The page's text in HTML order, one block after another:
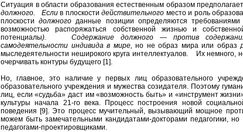
Ситуация в области образования естественным образом
должного.
Если в плоскости действительного место и роль
плоскостидолжногоданные позиции оп­ределяются
возможностью распоряжаться собственной жиз­нью и
потенциалы).
Содержание должного — против содержания
самодеятельности индивида в мире, но не образ мира или образ
мыследеятельности неширокого круга интеллектуалов. Их немного,
очерчи­вать контуры будущего [1].
Но, главное, это наличие у первых лиц образовательного
образовательного учреждения и мужества созидателя. Поэтому
лиц, если «судьба» даст им «возможность быть» и «инструмент
культуры начала 21-го века. Процесс построения новой
поведения [9]. Это процесс мучительный, вызывающий мощное
можем быть замечательными кандидатами-докторами педагогики,
педагогами-проектировщиками.